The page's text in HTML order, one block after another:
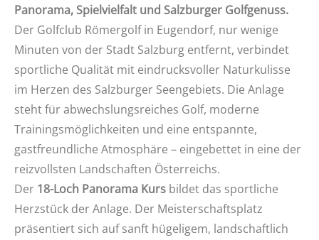
Panorama, Spielvielfalt und Salzburger Golfgenuss.
Der Golfclub Römergolf in Eugendorf, nur wenige
Minuten von der Stadt Salzburg entfernt, verbindet
sportliche Qualität mit eindrucksvoller Naturkulisse
im Herzen des Salzburger Seengebiets. Die Anlage
steht für abwechslungsreiches Golf, moderne
Trainingsmöglichkeiten und eine entspannte,
gastfreundliche Atmosphäre – eingebettet in eine der
reizvollsten Landschaften Österreichs.
Der 18-Loch Panorama Kurs bildet das sportliche
Herzstück der Anlage. Der Meisterschaftsplatz
präsentiert sich auf sanft hügeligem, landschaftlich